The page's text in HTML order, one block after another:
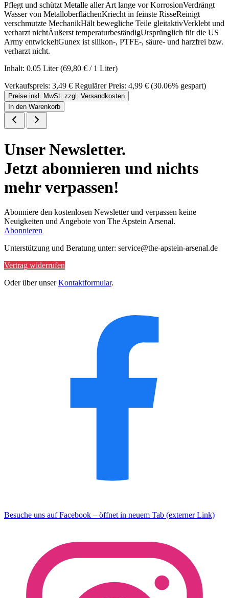
Pflegt und schützt Metalle aller Art lange vor KorrosionVerdrängt
Wasser von MetalloberflächenKriecht in feinste RisseReinigt
verschmutzte MechanikHält bewegliche Teile gleitaktivVerklebt und
verharzt nichtÄußerst temperaturbeständigUrsprünglich für die US
Army entwickeltGunex ist silikon-, PTFE-, säure- und harzfrei bzw.
verharzt nicht.
Inhalt: 0.05 Liter(69,80 € / 1 Liter)
Verkaufspreis: 3,49 € Regulärer Preis: 4,99 € (30.06% gespart)
Preise inkl. MwSt. zzgl. Versandkosten
In den Warenkorb
Unser Newsletter.
Jetzt abonnieren und nichts
mehr verpassen!
Abonniere den kostenlosen Newsletter und verpassen keine
Neuigkeiten und Angebote von The Apstein Arsenal.
Abonnieren
Unterstützung und Beratung unter: service@the-apstein-arsenal.de
Vertrag widerrufen
Oder über unserKontaktformular.
Besuche uns auf Facebook – öffnet in neuem Tab (externer Link)